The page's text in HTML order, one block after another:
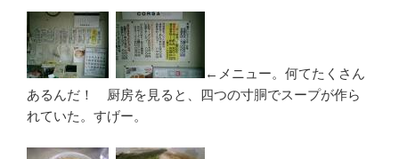
←メニュー。何てたくさん
あるんだ！ 厨房を見ると、四つの寸胴でスープが作ら
れていた。すげー。